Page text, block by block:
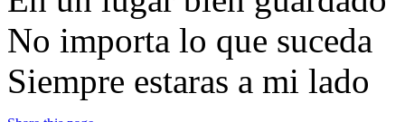
No importa lo que suceda
Siempre estaras a mi lado